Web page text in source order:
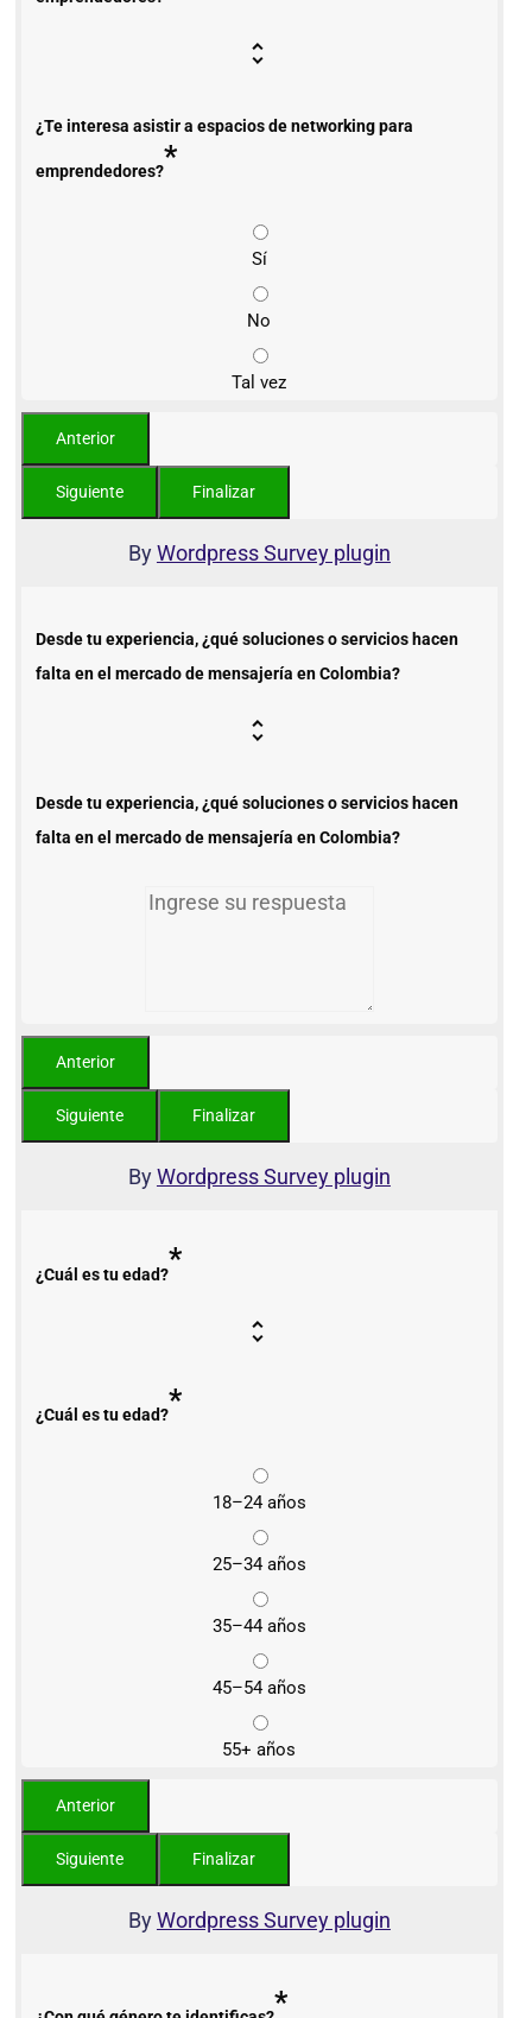
¿Te interesa asistir a espacios de networking para
emprendedores?*
Sí
No
Tal vez
ByWordpress Survey plugin
Desde tu experiencia, ¿qué soluciones o servicios hacen
falta en el mercado de mensajería en Colombia?
Desde tu experiencia, ¿qué soluciones o servicios hacen
falta en el mercado de mensajería en Colombia?
ByWordpress Survey plugin
¿Cuál es tu edad?*
¿Cuál es tu edad?*
18–24 años
25–34 años
35–44 años
45–54 años
55+ años
ByWordpress Survey plugin
*